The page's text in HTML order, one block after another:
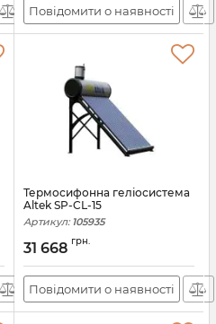
Повідомити о наявності
Термосифонна геліосистема
Altek SP-CL-15
Артикул: 105935
31 668 грн.
Повідомити о наявності